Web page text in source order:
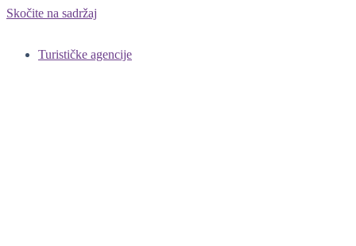
Skočite na sadržaj
Turističke agencije